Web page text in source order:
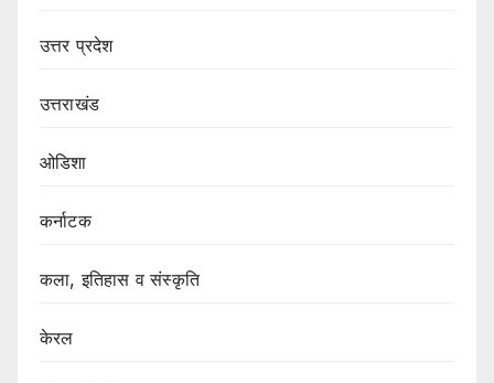
उत्तर प्रदेश
उत्तराखंड
ओडिशा
कर्नाटक
कला, इतिहास व संस्कृति
केरल